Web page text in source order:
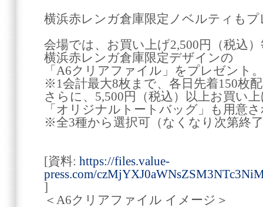
横浜赤レンガ倉庫限定ノベルティも
会場では、お買い上げ2,500円（税込
横浜赤レンガ倉庫限定デザインの
「A6クリアファイル」をプレゼント
※1会計最大8枚まで、各日先着150枚
さらに、5,500円（税込）以上お買い
「オリジナルトートバッグ」も用意
※全3種から選択可（なくなり次第終
[資料: https://files.value-
press.com/
]
＜A6クリアファイル イメージ＞